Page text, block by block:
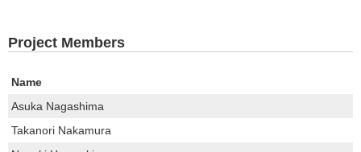
Project Members
Name
Asuka Nagashima
Takanori Nakamura